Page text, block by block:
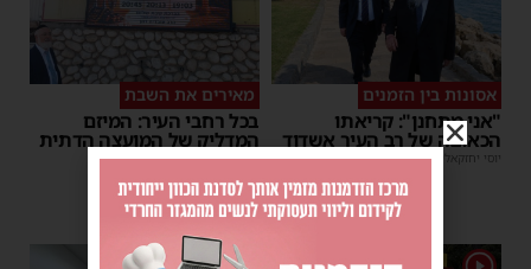
אסונות בין הזמנים
"אני מתחנן": קריאתו
הכאובה של רב העיר אשדוד
יוסי יחזקאלי |
18:35
מאירים את השבת
בכל רחבי העיר: המיזם
המדליק של המועצה הדתית
באשדוד